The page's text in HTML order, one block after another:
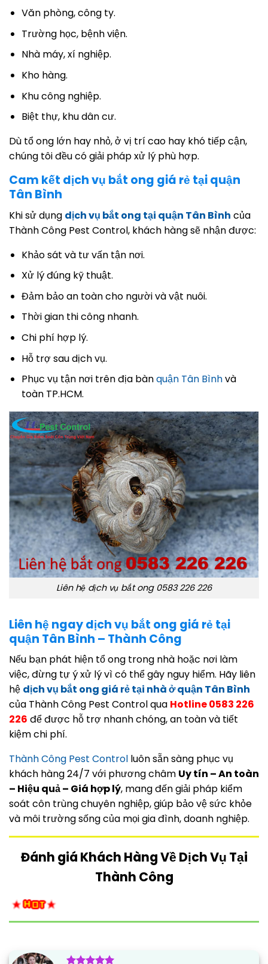
Văn phòng, công ty.
Trường học, bệnh viện.
Nhà máy, xí nghiệp.
Kho hàng.
Khu công nghiệp.
Biệt thự, khu dân cư.
Dù tổ ong lớn hay nhỏ, ở vị trí cao hay khó tiếp cận,
chúng tôi đều có giải pháp xử lý phù hợp.
Cam kết dịch vụ bắt ong giá rẻ tại quận
Tân Bình
Khi sử dụng dịch vụ bắt ong tại quận Tân Bình của
Thành Công Pest Control, khách hàng sẽ nhận được:
Khảo sát và tư vấn tận nơi.
Xử lý đúng kỹ thuật.
Đảm bảo an toàn cho người và vật nuôi.
Thời gian thi công nhanh.
Chi phí hợp lý.
Hỗ trợ sau dịch vụ.
Phục vụ tận nơi trên địa bànquận Tân Bìnhvà
toàn TP.HCM.
Liên hệ dịch vụ bắt ong 0583 226 226
Liên hệ ngay dịch vụ bắt ong giá rẻ tại
quận Tân Bình – Thành Công
Nếu bạn phát hiện tổ ong trong nhà hoặc nơi làm
việc, đừng tự ý xử lý vì có thể gây nguy hiểm. Hãy liên
hệ dịch vụ bắt ong giá rẻ tại nhà ở quận Tân Bình
của Thành Công Pest Control qua Hotline 0583 226
226 để được hỗ trợ nhanh chóng, an toàn và tiết
kiệm chi phí.
Thành Công Pest Control luôn sẵn sàng phục vụ
khách hàng 24/7 với phương châm Uy tín – An toàn
– Hiệu quả – Giá hợp lý, mang đến giải pháp kiểm
soát côn trùng chuyên nghiệp, giúp bảo vệ sức khỏe
và môi trường sống của mọi gia đình, doanh nghiệp.
Đánh giá Khách Hàng Về Dịch Vụ Tại
Thành Công